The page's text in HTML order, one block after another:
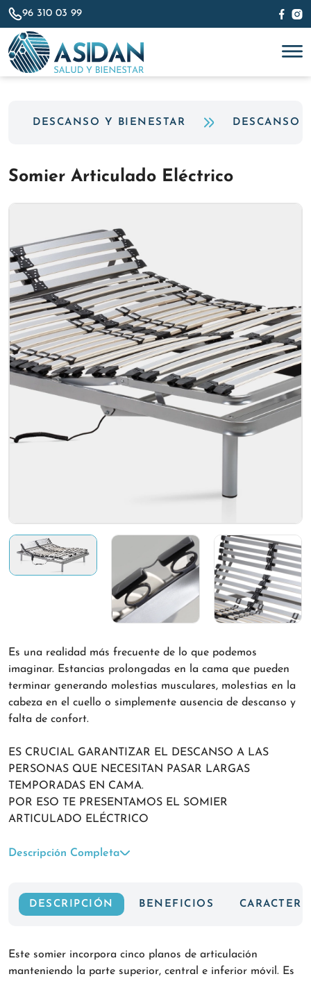
96 310 03 99
DESCANSO Y BIENESTAR DESCANSO
Somier Articulado Eléctrico
Es una realidad más frecuente de lo que podemos
imaginar. Estancias prolongadas en la cama que pueden
terminar generando molestias musculares, molestias en la
cabeza en el cuello o simplemente ausencia de descanso y
falta de confort.
ES CRUCIAL GARANTIZAR EL DESCANSO A LAS
PERSONAS QUE NECESITAN PASAR LARGAS
TEMPORADAS EN CAMA.
POR ESO TE PRESENTAMOS EL SOMIER
ARTICULADO ELÉCTRICO
Descripción Completa
DESCRIPCIÓN BENEFICIOS
Este somier incorpora cinco planos de articulación
manteniendo la parte superior, central e inferior móvil. Es